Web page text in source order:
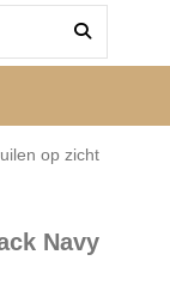
ruilen op
Navy